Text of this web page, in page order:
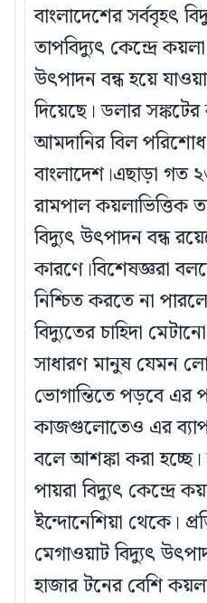
বাংলাদেশের সর্ববৃহৎ
তাপবিদ্যুৎ কেন্দ্রে
উৎপাদন বন্ধ হয়ে
দিয়েছে। ডলার
আমদানির বিল
বাংলাদেশ।এছাড়া গত
রামপাল কয়লাভিত্তিক
বিদ্যুৎ উৎপাদন বন্ধ
কারণে।বিশেষজ্ঞরা
নিশ্চিত করতে না
বিদ্যুতের চাহিদা
সাধারণ মানুষ যেমন
ভোগান্তিতে পড়বে এর
কাজগুলোতেও এর
বলে আশঙ্কা করা হচ্ছে।
পায়রা বিদ্যুৎ কেন্দ্রে
ইন্দোনেশিয়া থেকে।
মেগাওয়াট বিদ্যুৎ
হাজার টনের বেশি